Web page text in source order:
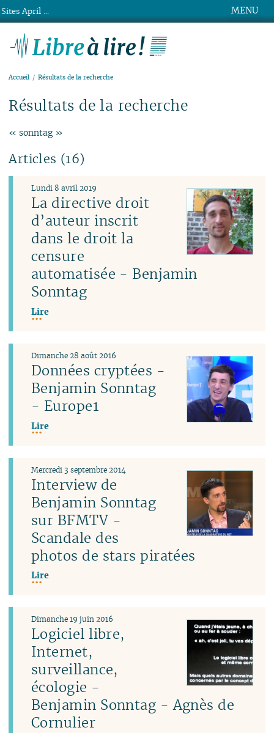
MENU
Accueil Résultats de la recherche
Résultats de la recherche
« sonntag »
Articles (16)
La directive droit
d’auteur inscrit
dans le droit la
censure
automatisée - Benjamin
Sonntag
Lundi 8 avril 2019
Lire
Données cryptées -
Benjamin Sonntag
- Europe1
Dimanche 28 août 2016
Lire
Interview de
Benjamin Sonntag
sur BFMTV -
Scandale des
photos de stars piratées
Mercredi 3 septembre 2014
Lire
Logiciel libre,
Internet,
surveillance,
écologie -
Benjamin Sonntag - Agnès de
Cornulier
Dimanche 19 juin 2016
Sites April ...